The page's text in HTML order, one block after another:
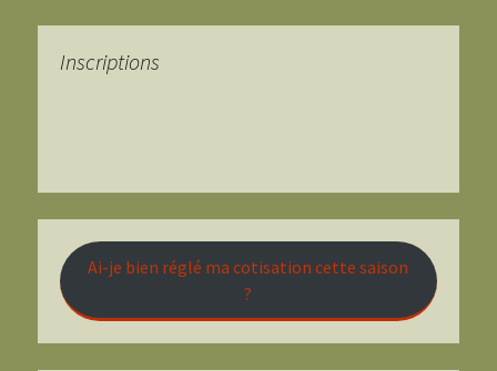
Inscriptions
Ai-je bien réglé ma cotisation cette saison
?